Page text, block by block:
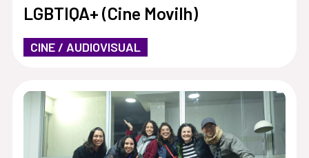
LGBTIQA+ (Cine Movilh)
CINE / AUDIOVISUAL